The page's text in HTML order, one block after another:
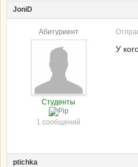
JoniD
Абитуриент
Студенты
1 сообщений
У
ptichka